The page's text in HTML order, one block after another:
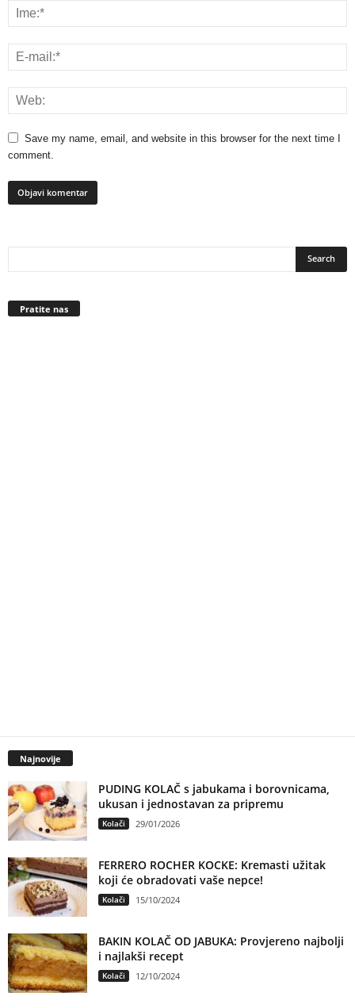
Save my name, email, and website in this browser for the next time I
comment.
Pratite nas
Najnovije
PUDING KOLAČ s jabukama i borovnicama,
ukusan i jednostavan za pripremu
Kolači 29/01/2026
FERRERO ROCHER KOCKE: Kremasti užitak
koji će obradovati vaše nepce!
Kolači 15/10/2024
BAKIN KOLAČ OD JABUKA: Provjereno najbolji
i najlakši recept
Kolači 12/10/2024